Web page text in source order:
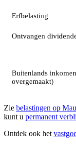
Erfbelasting
Ontvangen
Buitenlands
overgemaakt)
Zie belastingen op
kunt u permanent
Ontdek ook het